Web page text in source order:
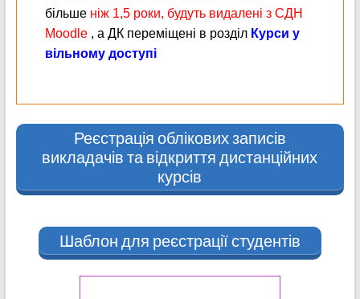
більше ніж 1,5 роки, будуть видалені з СДН
Мoodle, а ДК переміщені в розділ Курси у
вільному доступі
Реєстрація облікових записів
викладачів та відкриття дистанційних
курсів
Шаблон для реєстрації студентів